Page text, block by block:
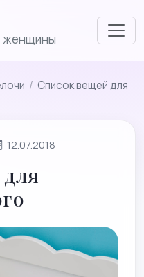
женщины
/ Список вещей для
12.07.2018